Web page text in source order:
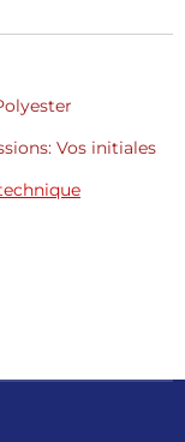
Vos initiales